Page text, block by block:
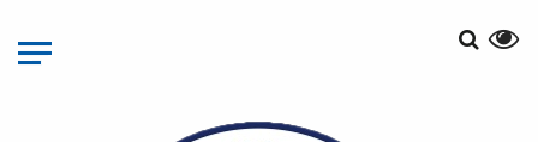
основного
матеріалу